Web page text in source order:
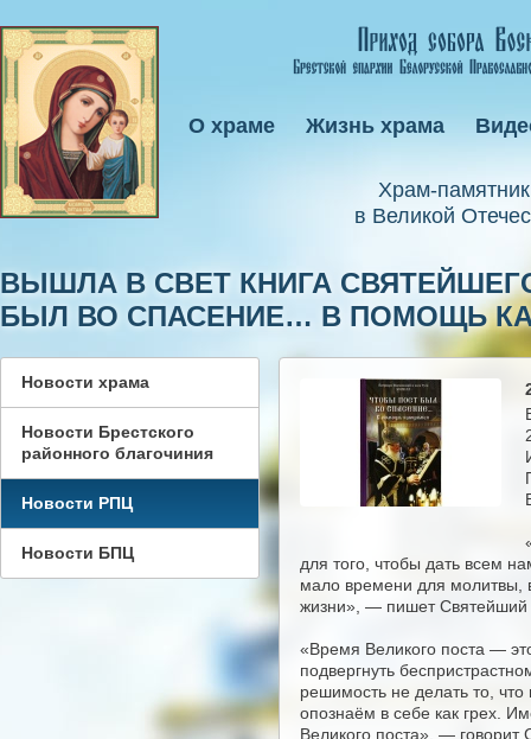
Xрам-
в Великой
О храме Жизнь храма
ВЫШЛА В СВЕТ КНИГА
БЫЛ ВО СПАСЕНИЕ… В ПОМОЩЬ
Новости храма
Новости Брестского
районного благочиния
Новости РПЦ
Новости БПЦ
для того, чтобы дать всем
мало времени для молитвы,
жизни», — пишет Святейший
«Время Великого поста —
подвергнуть
решимость не делать то,
опознаём в себе как грех.
Великого поста», —